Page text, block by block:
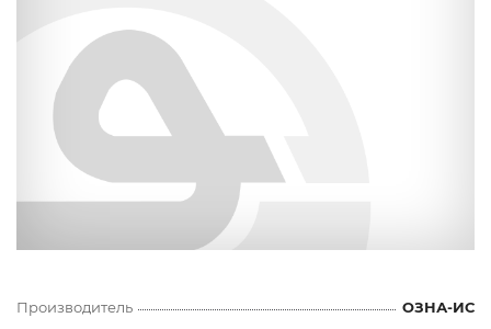
Производитель
ОЗНА-ИС